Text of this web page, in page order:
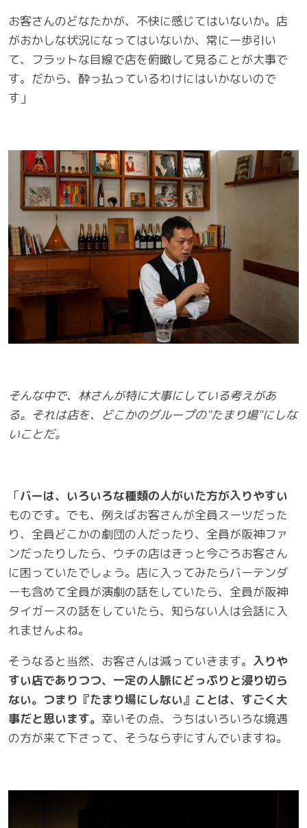
お客さんのどなたかが、不快に感じてはいないか。店
がおかしな状況になってはいないか、常に一歩引い
て、フラットな目線で店を俯瞰して見ることが大事で
す。だから、酔っ払っているわけにはいかないので
す」
そんな中で、林さんが特に大事にしている考えがあ
る。それは店を、どこかのグループの"たまり場"にしな
いことだ。
「バーは、いろいろな種類の人がいた方が入りやすい
ものです。でも、例えばお客さんが全員スーツだった
り、全員どこかの劇団の人だったり、全員が阪神ファ
ンだったりしたら、ウチの店はきっと今ごろお客さん
に困っていたでしょう。店に入ってみたらバーテンダ
ーも含めて全員が演劇の話をしていたら、全員が阪神
タイガースの話をしていたら、知らない人は会話に入
れませんよね。
そうなると当然、お客さんは減っていきます。 入りや
すい店でありつつ、一定の人脈にどっぷりと浸り切ら
ない。つまり『たまり場にしない』ことは、すごく大
事だと思います。 幸いその点、うちはいろいろな境遇
の方が来て下さって、そうならずにすんでいますね。